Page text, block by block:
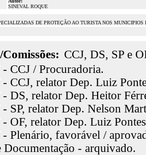
SINEVAL ROQUE
DE PROTEÇÃO AO TURISTA NOS
CCJ, DS, SP e
CCJ / Procuradoria.
CCJ, relator Dep. Luiz
DS, relator Dep. Heitor
SP, relator Dep. Nelson
OF, relator Dep. Luiz
Plenário, favorável /
- arquivado.